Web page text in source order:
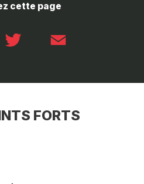
cette page
FORTS